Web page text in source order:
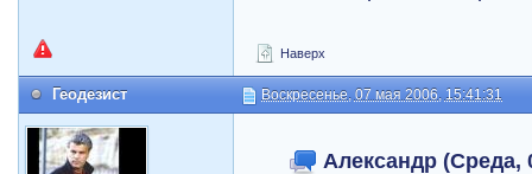
Наверх
Геодезист Воскресенье, 07 мая 2006, 15:41:31
Александр (Среда,